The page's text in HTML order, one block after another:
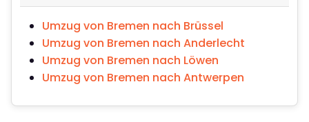
Umzug von Bremen nach Brüssel
Umzug von Bremen nach Anderlecht
Umzug von Bremen nach Löwen
Umzug von Bremen nach Antwerpen